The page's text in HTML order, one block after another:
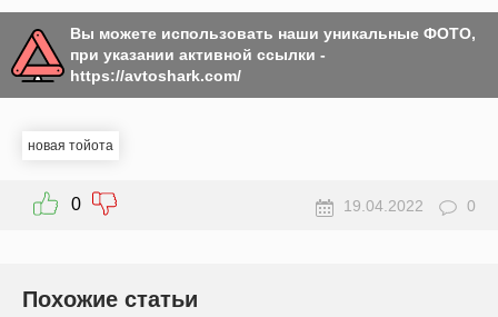
Вы можете использовать наши уникальные ФОТО,
при указании активной ссылки -
https://avtoshark.com/
новая тойота
0 19.04.2022 0
Похожие статьи